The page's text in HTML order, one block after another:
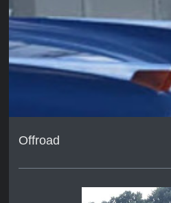
Offroad